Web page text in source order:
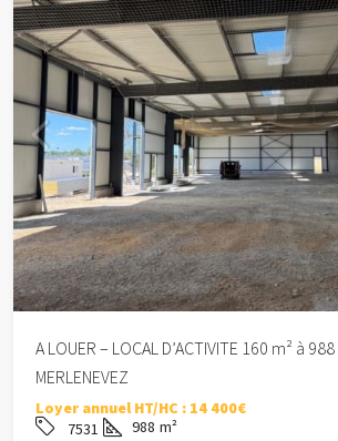
A LOUER – LOCAL D’ACTIVITE 160 m² à
MERLENEVEZ
Loyer annuel HT/HC : 14 400€
7531
988 m²